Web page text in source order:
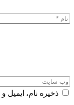
ذخیره نام،